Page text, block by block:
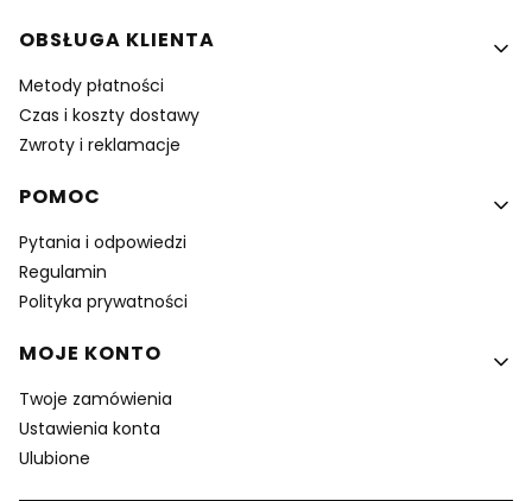
OBSŁUGA KLIENTA
Metody płatności
Czas i koszty dostawy
Zwroty i reklamacje
POMOC
Pytania i odpowiedzi
Regulamin
Polityka prywatności
MOJE KONTO
Twoje zamówienia
Ustawienia konta
Ulubione